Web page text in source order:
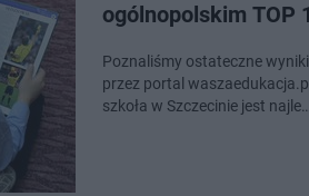
ogólnopolskim TOP
Poznaliśmy ostateczne
przez portal
szkoła w Szczecinie jest najle…